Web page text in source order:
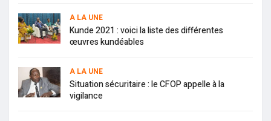
A LA UNE
Kunde 2021 : voici la liste des différentes
œuvres kundéables
A LA UNE
Situation sécuritaire : le CFOP appelle à la
vigilance